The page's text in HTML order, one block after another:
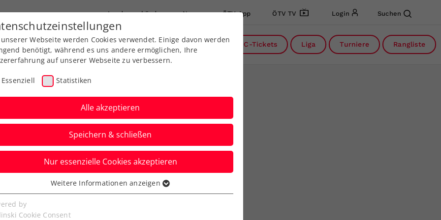
Landesverbände News ÖTV App ÖTV TV Login Suchen
Ausbildung Services Über uns DC-Tickets Liga Turniere Rangliste
muss für
Ungarn absagen
Webseite werden Cookies verwendet. Einige davon werden
benötigt, während es uns andere ermöglichen, Ihre
auf unserer Webseite zu verbessern.
Essenziell Statistiken
Alle akzeptieren
Speichern & schließen
Nur essenzielle Cookies akzeptieren
Cookies werden für grundlegende Funktionen der
benötigt. Dadurch ist gewährleistet, dass die Webseite
Weitere Informationen anzeigen
by
Cookie Consent